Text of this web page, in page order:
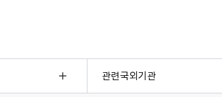
관련국외기관